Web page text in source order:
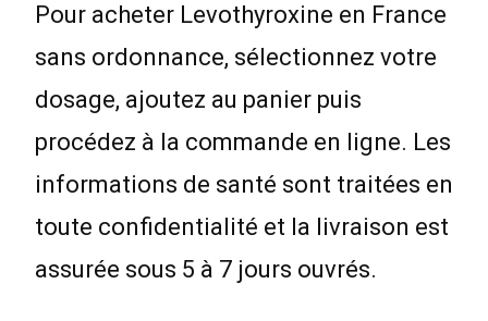
Pour acheter Levothyroxine en France
sans ordonnance, sélectionnez votre
dosage, ajoutez au panier puis
procédez à la commande en ligne. Les
informations de santé sont traitées en
toute confidentialité et la livraison est
assurée sous 5 à 7 jours ouvrés.